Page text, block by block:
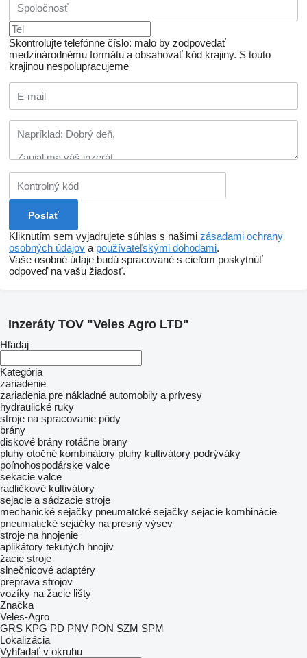
Skontrolujte telefónne číslo: malo by zodpovedať
medzinárodnému formátu a obsahovať kód krajiny. S touto
krajinou nespolupracujeme
Kliknutím sem vyjadrujete súhlas s našimi zásadami ochrany
osobných údajov a používateľskými dohodami.
Vaše osobné údaje budú spracované s cieľom poskytnúť
odpoveď na vašu žiadosť.
Inzeráty TOV "Veles Agro LTD"
Hľadaj
Kategória
zariadenie
zariadenia pre nákladné automobily a prívesy
hydraulické ruky
stroje na spracovanie pôdy
brány
diskové brány rotáčne brany
pluhy otočné kombinátory pluhy kultivátory podrýváky
poľnohospodárske valce
sekacie valce
radličkové kultivátory
sejacie a sádzacie stroje
mechanické sejačky pneumatcké sejačky sejacie kombinácie
pneumatické sejačky na presný výsev
stroje na hnojenie
aplikátory tekutých hnojív
žacie stroje
slnečnicové adaptéry
preprava strojov
vozíky na žacie lišty
Značka
Veles-Agro
GRS KPG PD PNV PON SZM SPM
Lokalizácia
Vyhľadať v okruhu